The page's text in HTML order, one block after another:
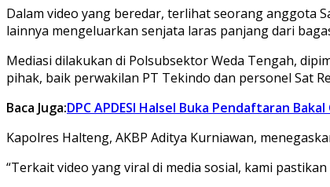
Dalam video yang beredar, terlihat seorang anggota
lainnya mengeluarkan senjata laras panjang dari
Mediasi dilakukan di Polsubsektor Weda Tengah,
pihak, baik perwakilan PT Tekindo dan personel Sat
Baca Juga:DPC APDESI Halsel Buka Pendaftaran
Kapolres Halteng, AKBP Aditya Kurniawan,
“Terkait video yang viral di media sosial, kami